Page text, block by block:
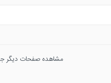
مشاهده صفحات دیگر